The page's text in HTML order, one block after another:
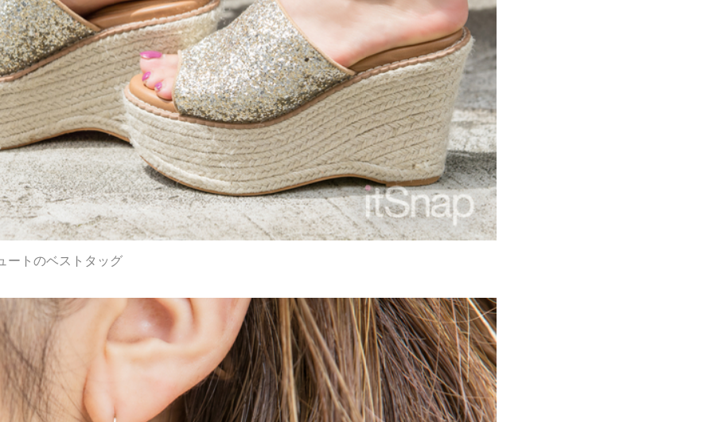
ートのベストタッグ